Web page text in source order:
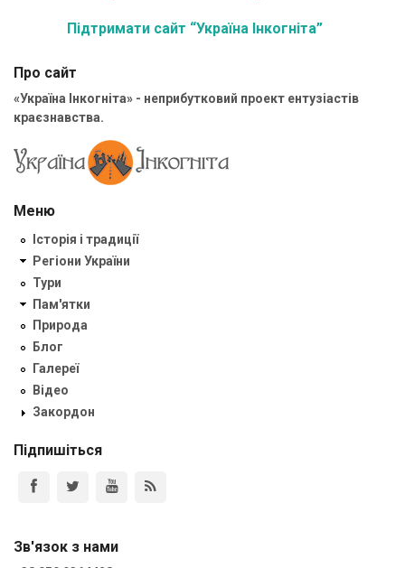
Підтримати сайт “Україна Інкогніта”
Про сайт
«Україна Інкогніта» - неприбутковий проект ентузіастів
краєзнавства.
Меню
Історія і традиції
Регіони України
Тури
Пам'ятки
Природа
Блог
Галереї
Відео
Закордон
Підпишіться
Зв'язок з нами